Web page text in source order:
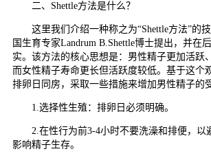
二、Shettle方法是什么？
这里我们介绍一种称之为“Shettle方法”的
国生育专家Landrum B.Shettle博士提出，并在
实。该方法的核心思想是：男性精子更加活跃
而女性精子寿命更长但活跃度较低。基于这个
排卵日同房，采取一些措施来增加男性精子的
1.选择性生殖：排卵日必须明确。
2.在性行为前3-4小时不要洗澡和排便，以
影响精子生存。